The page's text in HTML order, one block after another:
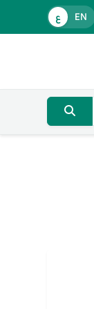
EN ع